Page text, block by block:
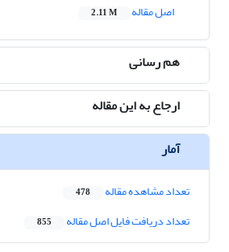
اصل مقاله
2.11 M
هم رسانی
ارجاع به این مقاله
آمار
تعداد مشاهده مقاله 478
تعداد دریافت فایل اصل مقاله 855